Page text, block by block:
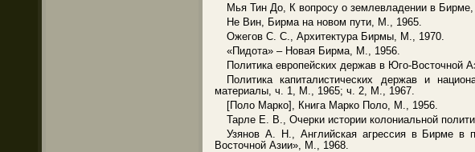
Мья Тин До, К вопросу о землевладении в
Не Вин, Бирма на новом пути, М., 1965.
Ожегов С. С., Архитектура Бирмы, М., 1970.
«Пидота» – Новая Бирма, М., 1956.
Политика европейских держав в Юго-
Политика капиталистических держав и
материалы, ч. 1, М., 1965; ч. 2, М., 1967.
[Поло Марко], Книга Марко Поло, М., 1956.
Тарле Е. В., Очерки истории колониальной
Узянов А. Н., Английская агрессия в Бирме в
Восточной Азии», М., 1968.